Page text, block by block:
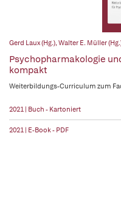
Gerd Laux (Hg.),Walter E. Müller
Psychopharmakologie
kompakt
Weiterbildungs-Curriculum zum
2021 | Buch - Kartoniert
2021 | E-Book - PDF